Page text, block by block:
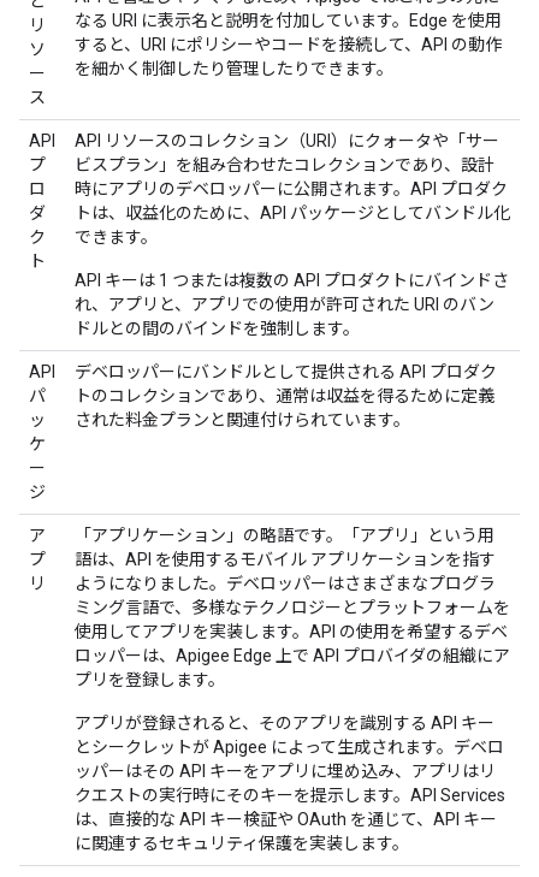
リ
ソ
ー
ス
なる URI に表示名と説明を付加しています。Edge を使用
すると、URI にポリシーやコードを接続して、API の動作
を細かく制御したり管理したりできます。
API
プ
ロ
ダ
ク
ト
API リソースのコレクション（URI）にクォータや「サー
ビスプラン」を組み合わせたコレクションであり、設計
時にアプリのデベロッパーに公開されます。API プロダク
トは、収益化のために、API パッケージとしてバンドル化
できます。
API キーは 1 つまたは複数の API プロダクトにバインドさ
れ、アプリと、アプリでの使用が許可された URI のバン
ドルとの間のバインドを強制します。
API
パ
ッ
ケ
ー
ジ
デベロッパーにバンドルとして提供される API プロダク
トのコレクションであり、通常は収益を得るために定義
された料金プランと関連付けられています。
ア
プ
リ
「アプリケーション」の略語です。「アプリ」という用
語は、API を使用するモバイル アプリケーションを指す
ようになりました。デベロッパーはさまざまなプログラ
ミング言語で、多様なテクノロジーとプラットフォームを
使用してアプリを実装します。API の使用を希望するデベ
ロッパーは、Apigee Edge 上で API プロバイダの組織にア
プリを登録します。
アプリが登録されると、そのアプリを識別する API キー
とシークレットが Apigee によって生成されます。デベロ
ッパーはその API キーをアプリに埋め込み、アプリはリ
クエストの実行時にそのキーを提示します。API Services
は、直接的な API キー検証や OAuth を通じて、API キー
に関連するセキュリティ保護を実装します。